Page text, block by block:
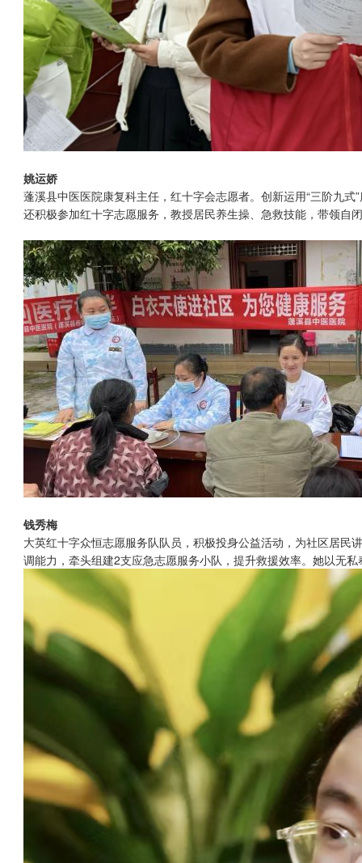
姚运娇
蓬溪县中医医院康复科主任，红十字会志愿者。创新运用“三阶九
还积极参加红十字志愿服务，教授居民养生操、急救技能，带领自
钱秀梅
大英红十字众恒志愿服务队队员，积极投身公益活动，为社区居
调能力，牵头组建2支应急志愿服务小队，提升救援效率。她以无